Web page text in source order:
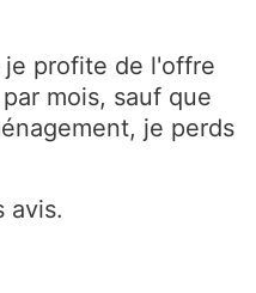
je profite de l'offre
mois, sauf que
je perds
avis.